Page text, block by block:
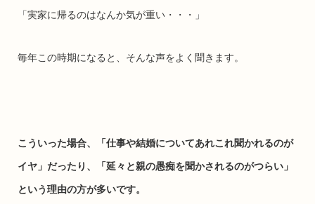
「実家に帰るのはなんか気が重い・・・」
毎年この時期になると、そんな声をよく聞きます。
こういった場合、「仕事や結婚についてあれこれ聞かれるのが
イヤ」だったり、「延々と親の愚痴を聞かされるのがつらい」
という理由の方が多いです。